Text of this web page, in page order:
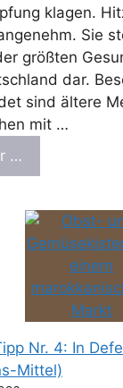
klagen.
Sie
größten
dar.
sind ältere
mit …
…
Nr. 4: In
Mittel)